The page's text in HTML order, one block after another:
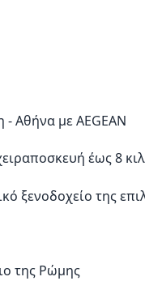
Αθήνα με AEGEAN
έως 8
ξενοδοχείο της
της Ρώμης